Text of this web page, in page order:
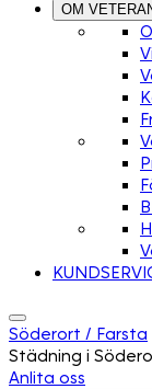
OM
Söderort / Farsta
Städning i
Anlita oss